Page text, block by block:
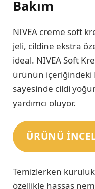
Bakım
NIVEA creme soft
jeli, cildine ekstra
ideal. NIVEA Soft
ürünün içeriğindeki
sayesinde cildi
yardımcı oluyor.
ÜRÜNÜ
Temizlerken kuruluk
özellikle hassas